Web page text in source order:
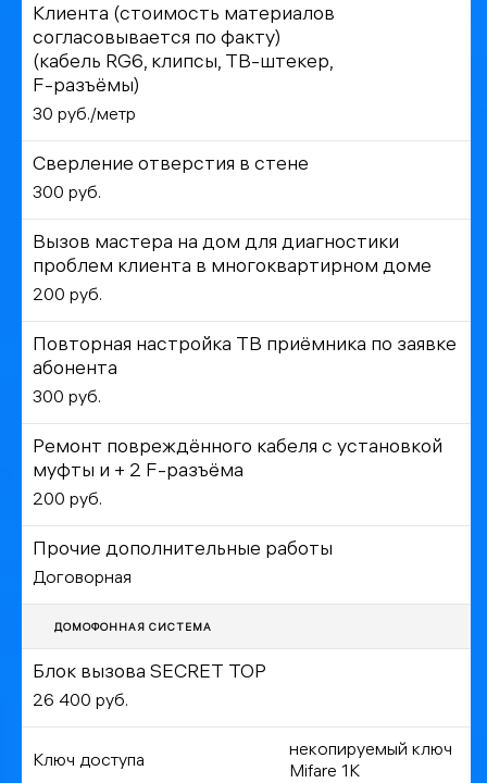
Клиента (стоимость материалов
согласовывается по факту)
(кабель RG6, клипсы, ТВ-штекер,
F-разъёмы)
30 руб./метр
Сверление отверстия в стене
300 руб.
Вызов мастера на дом для диагностики
проблем клиента в многоквартирном доме
200 руб.
Повторная настройка ТВ приёмника по заявке
абонента
300 руб.
Ремонт повреждённого кабеля с установкой
муфты и + 2 F-разъёма
200 руб.
Прочие дополнительные работы
Договорная
ДОМОФОННАЯ СИСТЕМА
Блок вызова SECRET TOP
26 400 руб.
Ключ доступа
некопируемый ключ
Mifare 1K